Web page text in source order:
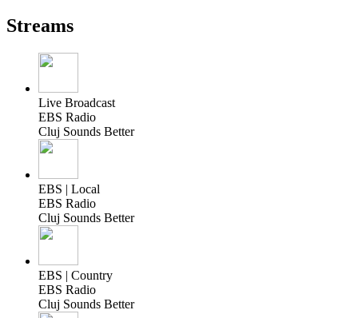
Streams
Live Broadcast
EBS Radio
Cluj Sounds Better
EBS | Local
EBS Radio
Cluj Sounds Better
EBS | Country
EBS Radio
Cluj Sounds Better